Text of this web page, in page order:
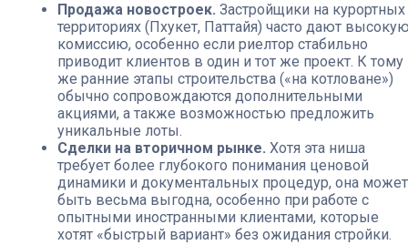
Продажа новостроек. Застройщики на курортных
территориях (Пхукет, Паттайя) часто дают
комиссию, особенно если риелтор стабильно
приводит клиентов в один и тот же проект. К тому
же ранние этапы строительства («на котловане»)
обычно сопровождаются дополнительными
акциями, а также возможностью предложить
уникальные лоты.
Сделки на вторичном рынке. Хотя эта ниша
требует более глубокого понимания ценовой
динамики и документальных процедур, она может
быть весьма выгодна, особенно при работе с
опытными иностранными клиентами, которые
хотят «быстрый вариант» без ожидания стройки.